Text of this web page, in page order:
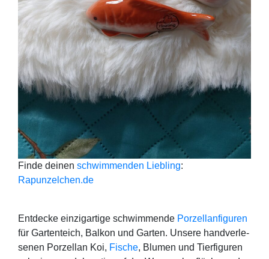
Fin­de dei­nen schwim­men­den Lieb­ling:
Rapunzelchen.de
Ent­de­cke ein­zig­ar­ti­ge schwim­men­de Por­zel­lan­fi­gu­ren
für Gar­ten­teich, Bal­kon und Gar­ten. Unse­re hand­ver­le­
se­nen Por­zel­lan Koi, Fische, Blu­men und Tier­fi­gu­ren